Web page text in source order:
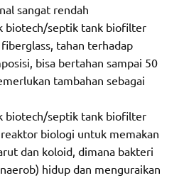
sangat rendah
biotech/septik tank biofilter
tahan terhadap
bisa bertahan sampai 50
tambahan sebagai
biotech/septik tank biofilter
biologi untuk memakan
dan koloid, dimana bakteri
hidup dan menguraikan